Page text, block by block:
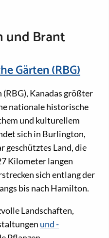
und Brant
Gärten (RBG)
Kanadas größter
nationale historische
und kulturellem
sich in Burlington,
geschütztes Land, die
Kilometer langen
sich entlang der
bis nach Hamilton.
Landschaften,
und -